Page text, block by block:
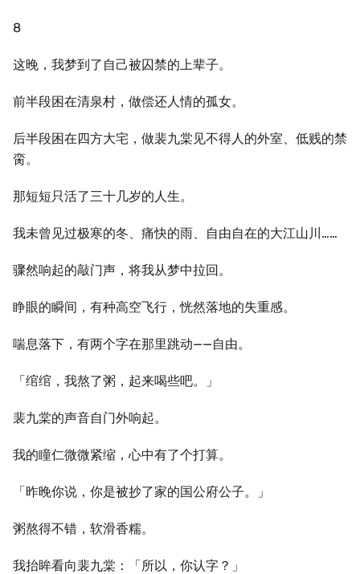
8
这晚，我梦到了自己被囚禁的上辈子。
前半段困在清泉村，做偿还人情的孤女。
后半段困在四方大宅，做裴九棠见不得人的外室、低贱的禁
脔。
那短短只活了三十几岁的人生。
我未曾见过极寒的冬、痛快的雨、自由自在的大江山川……
骤然响起的敲门声，将我从梦中拉回。
睁眼的瞬间，有种高空飞行，恍然落地的失重感。
喘息落下，有两个字在那里跳动——自由。
「绾绾，我熬了粥，起来喝些吧。」
裴九棠的声音自门外响起。
我的瞳仁微微紧缩，心中有了个打算。
「昨晚你说，你是被抄了家的国公府公子。」
粥熬得不错，软滑香糯。
我抬眸看向裴九棠：「所以，你认字？」